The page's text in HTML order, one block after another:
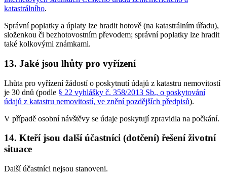
katastrálního.
Správní poplatky a úplaty lze hradit hotově (na katastrálním úřadu),
složenkou či bezhotovostním převodem; správní poplatky lze hradit
také kolkovými známkami.
13. Jaké jsou lhůty pro vyřízení
Lhůta pro vyřízení žádostí o poskytnutí údajů z katastru nemovitostí
je 30 dnů (podle § 22 vyhlášky č. 358/2013 Sb., o poskytování
údajů z katastru nemovitostí, ve znění pozdějších předpisů).
V případě osobní návštěvy se údaje poskytují zpravidla na počkání.
14. Kteří jsou další účastníci (dotčení) řešení životní
situace
Další účastníci nejsou stanoveni.